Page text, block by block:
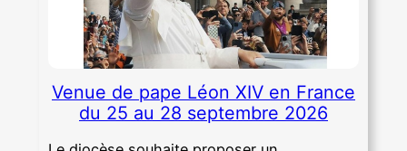
Venue de pape Léon XIV en France
du 25 au 28 septembre 2026